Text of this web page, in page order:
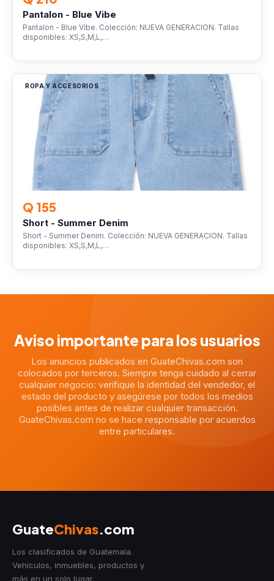
Pantalon - Blue Vibe
Pantalon - Blue Vibe. Colección: NUEVA GENERACION. Tallas
disponibles: XS,S,M,L,…
ROPA Y ACCESORIOS
Q 155
Short - Summer Denim
Short - Summer Denim. Colección: NUEVA GENERACION. Tallas
disponibles: XS,S,M,L,…
Aviso importante para los usuarios
Los anuncios publicados en GuateChivas.com son
colocados por terceros. Siempre tenga cuidado al cerrar
cualquier negocio: verifique la identidad del vendedor, el
estado del producto y asegúrese por todos los medios
posibles antes de realizar cualquier transacción.
GuateChivas.com no se hace responsable por acuerdos
entre particulares.
GuateChivas.com
Los clasificados de Guatemala.
Vehículos, inmuebles, productos y
más en un solo lugar.